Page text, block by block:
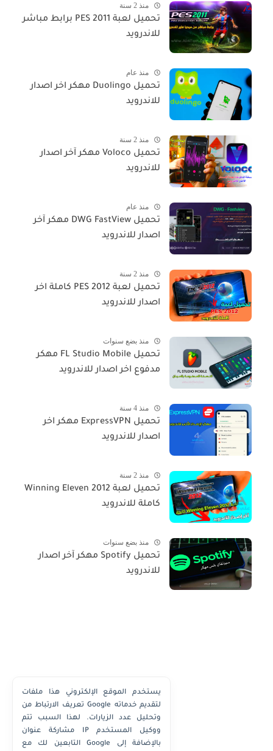
منذ 2 سنة
تحميل لعبة PES 2011 برابط مباشر
للاندرويد
منذ عام
تحميل Duolingo مهكر اخر اصدار
للاندرويد
منذ 2 سنة
تحميل Voloco مهكر آخر اصدار
للاندرويد
منذ عام
تحميل DWG FastView مهكر آخر
اصدار للاندرويد
منذ 2 سنة
تحميل لعبة PES 2012 كاملة اخر
اصدار للاندرويد
منذ بضع سنوات
تحميل FL Studio Mobile مهكر
مدفوع اخر اصدار للاندرويد
منذ 4 سنة
تحميل ExpressVPN مهكر اخر
اصدار للاندرويد
منذ 2 سنة
تحميل لعبة Winning Eleven 2012
كاملة للاندرويد
منذ بضع سنوات
تحميل Spotify مهكر آخر اصدار
للاندرويد
يستخدم الموقع الإلكتروني هذا ملفات
تعريف الارتباط من Google لتقديم خدماته
وتحليل عدد الزيارات. لهذا السبب تتم
مشاركة عنوان IP ووكيل المستخدم
التابعين لك مع Google بالإضافة إلى